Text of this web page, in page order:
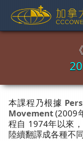
content
本課程乃根據
Movement(2009
程自 1974年以來
陸續翻譯成各種不同